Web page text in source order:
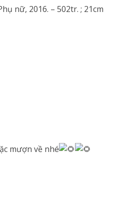
nữ, 2016. – 502tr. ; 21cm
mượn về nhé